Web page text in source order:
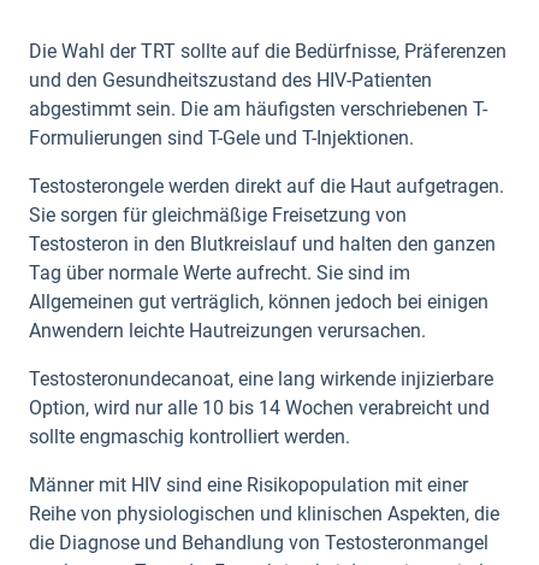
Die Wahl der TRT sollte auf die Bedürfnisse, Präferenzen
und den Gesundheitszustand des HIV-Patienten
abgestimmt sein. Die am häufigsten verschriebenen T-
Formulierungen sind T-Gele und T-Injektionen.
Testosterongele werden direkt auf die Haut aufgetragen.
Sie sorgen für gleichmäßige Freisetzung von
Testosteron in den Blutkreislauf und halten den ganzen
Tag über normale Werte aufrecht. Sie sind im
Allgemeinen gut verträglich, können jedoch bei einigen
Anwendern leichte Hautreizungen verursachen.
Testosteronundecanoat, eine lang wirkende injizierbare
Option, wird nur alle 10 bis 14 Wochen verabreicht und
sollte engmaschig kontrolliert werden.
Männer mit HIV sind eine Risikopopulation mit einer
Reihe von physiologischen und klinischen Aspekten, die
die Diagnose und Behandlung von Testosteronmangel